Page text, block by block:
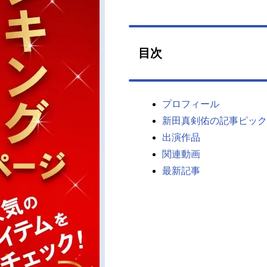
目次
プロフィール
新田真剣佑の記事ピッ
出演作品
関連動画
最新記事